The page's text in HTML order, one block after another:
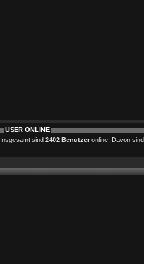
USER ONLINE
Insgesamt sind 2402 Benutzer online. Davon